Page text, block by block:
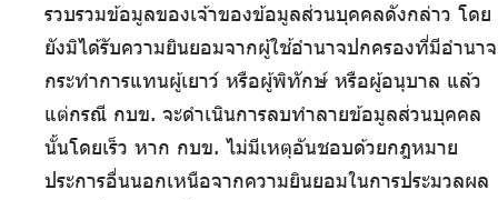
รวบรวมข้อมูลของเจ้าของข้อมูลส่วนบุคคลดังกล่าว โดย
ยังมิได้รับความยินยอมจากผู้ใช้อำนาจปกครองที่มีอำนาจ
กระทำการแทนผู้เยาว์ หรือผู้พิทักษ์ หรือผู้อนุบาล แล้ว
แต่กรณี กบข. จะดำเนินการลบทำลายข้อมูลส่วนบุคคล
นั้นโดยเร็ว หาก กบข. ไม่มีเหตุอันชอบด้วยกฎหมาย
ประการอื่นนอกเหนือจากความยินยอมในการประมวลผล